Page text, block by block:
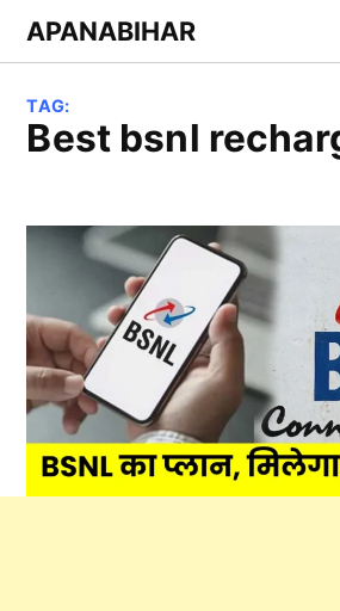
SkipAPANABIHAR
TAG:
best bsnl